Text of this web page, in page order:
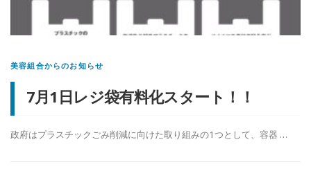
美容組合からのお知らせ
7月1日レジ袋有料化スタート！！
政府はプラスチックごみ削減に向けた取り組みの1つとして、容器 …